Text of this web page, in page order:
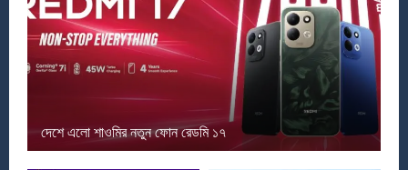
দেশে এলো শাওমির নতুন ফোন রেডমি ১৭